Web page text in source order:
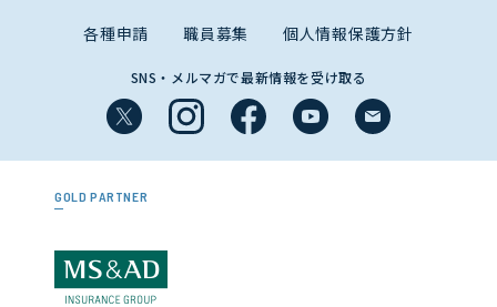
各種申請 職員募集 個人情報保護方針
SNS・メルマガで最新情報を受け取る
GOLD PARTNER